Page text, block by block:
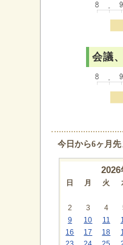
会議
今日から6ヶ月
2026
日 月 火
2
3 4
9
10 11
16
17 18